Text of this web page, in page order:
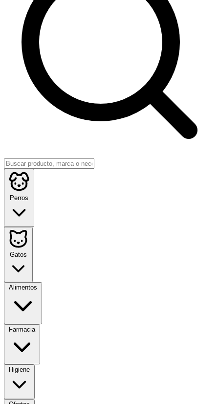
Perros
Gatos
Alimentos
Farmacia
Higiene